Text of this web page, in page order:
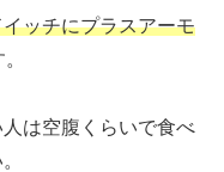
ッチにプラスアーモ
は空腹くらいで食べ